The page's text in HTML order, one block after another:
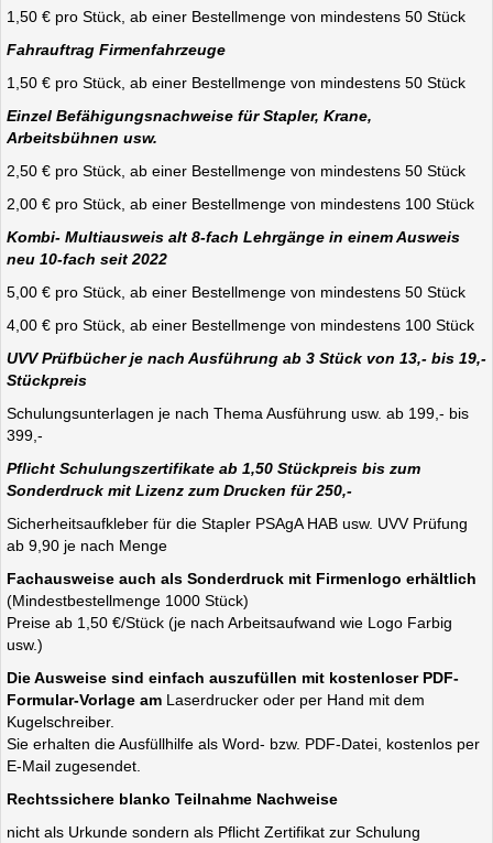
1,50 € pro Stück, ab einer Bestellmenge von mindestens 50 Stück
Fahrauftrag Firmenfahrzeuge
1,50 € pro Stück, ab einer Bestellmenge von mindestens 50 Stück
Einzel Befähigungsnachweise für Stapler, Krane,
Arbeitsbühnen usw.
2,50 € pro Stück, ab einer Bestellmenge von mindestens 50 Stück
2,00 € pro Stück, ab einer Bestellmenge von mindestens 100 Stück
Kombi- Multiausweis alt 8-fach Lehrgänge in einem Ausweis
neu 10-fach seit 2022
5,00 € pro Stück, ab einer Bestellmenge von mindestens 50 Stück
4,00 € pro Stück, ab einer Bestellmenge von mindestens 100 Stück
UVV Prüfbücher je nach Ausführung ab 3 Stück von 13,- bis 19,-
Stückpreis
Schulungsunterlagen je nach Thema Ausführung usw. ab 199,- bis
399,-
Pflicht Schulungszertifikate ab 1,50 Stückpreis bis zum
Sonderdruck mit Lizenz zum Drucken für 250,-
Sicherheitsaufkleber für die Stapler PSAgA HAB usw. UVV Prüfung
ab 9,90 je nach Menge
Fachausweise auch als Sonderdruck mit Firmenlogo erhältlich
(Mindestbestellmenge 1000 Stück)
Preise ab 1,50 €/Stück (je nach Arbeitsaufwand wie Logo Farbig
usw.)
Die Ausweise sind einfach auszufüllen mit kostenloser PDF-
Formular-Vorlage am Laserdrucker oder per Hand mit dem
Kugelschreiber.
Sie erhalten die Ausfüllhilfe als Word- bzw. PDF-Datei, kostenlos per
E-Mail zugesendet.
Rechtssichere blanko Teilnahme Nachweise
nicht als Urkunde sondern als Pflicht Zertifikat zur Schulung